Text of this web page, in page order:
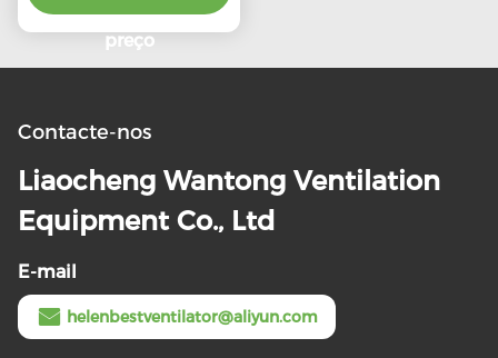
preferencial
preço
Contacte-nos
Liaocheng Wantong Ventilation
Equipment Co., Ltd
E-mail
helenbestventilator@aliyun.com